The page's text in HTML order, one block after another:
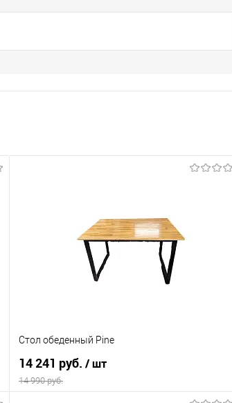
Стол обеденный Pine
14 241 руб. / шт
14 990 руб.